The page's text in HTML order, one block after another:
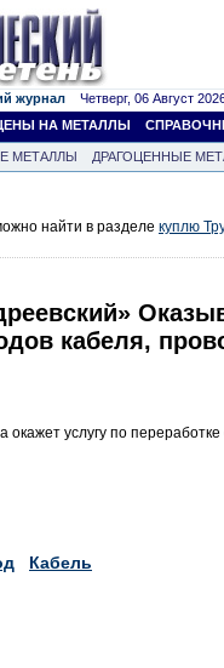
журнал Четверг, 06 Август 2026
НА МЕТАЛЛЫ
МЕТАЛЛЫ ДРАГОЦЕННЫЕ
найти в разделе куплю
кабеля,
услугу по переработке
Кабель